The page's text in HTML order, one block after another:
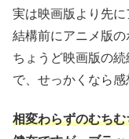
実は映画版より先に
結構前にアニメ版の
ちょうど映画版の
で、せっかくなら感
相変わらずのむち